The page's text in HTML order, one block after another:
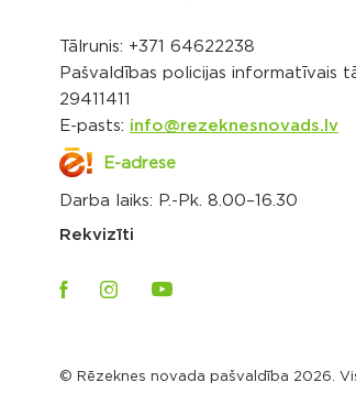
Tālrunis: +371 64622238
Pašvaldības policijas informatīvais
29411411
E-pasts: info@rezeknesnovads.lv
E-adrese
Darba laiks: P.-Pk. 8.00–16.30
Rekvizīti
© Rēzeknes novada pašvaldība 2026.